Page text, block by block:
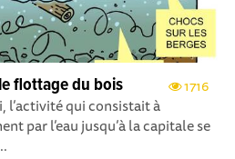
1716
flottage du bois
l’activité qui consistait à
par l’eau jusqu’à la capitale se